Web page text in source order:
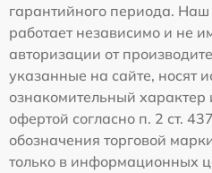
гарантийного периода.
работает независимо и не
авторизации от
указанные на сайте, носят
ознакомительный характер
офертой согласно п. 2 ст.
обозначения торговой
только в информационных